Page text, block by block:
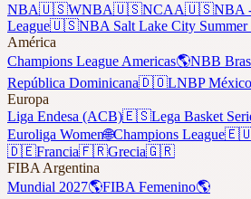
NBA🇺🇸WNBA🇺🇸NCAA🇺🇸NBA
League🇺🇸NBA Salt Lake City Summer
América
Champions League Americas🌎NBB
República Dominicana🇩🇴LNBP México
Europa
Liga Endesa (ACB)🇪🇸Lega Basket
Euroliga Women🌐Champions League
🇩🇪Francia🇫🇷Grecia🇬🇷
FIBA Argentina
Mundial 2027🌎FIBA Femenino🌎